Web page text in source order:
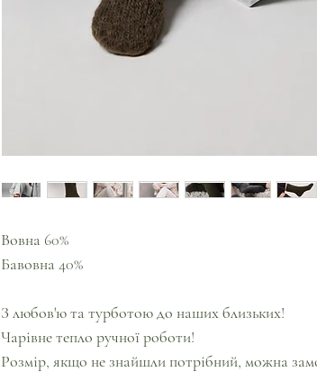
Вовна 60%
Бавовна 40%
З любов'ю та турботою до наших близьких!
Чарівне тепло ручної роботи!
Розмір, якщо не знайшли потрібний, можна